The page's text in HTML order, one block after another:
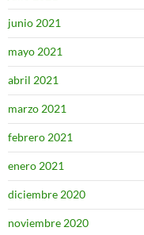
junio 2021
mayo 2021
abril 2021
marzo 2021
febrero 2021
enero 2021
diciembre 2020
noviembre 2020